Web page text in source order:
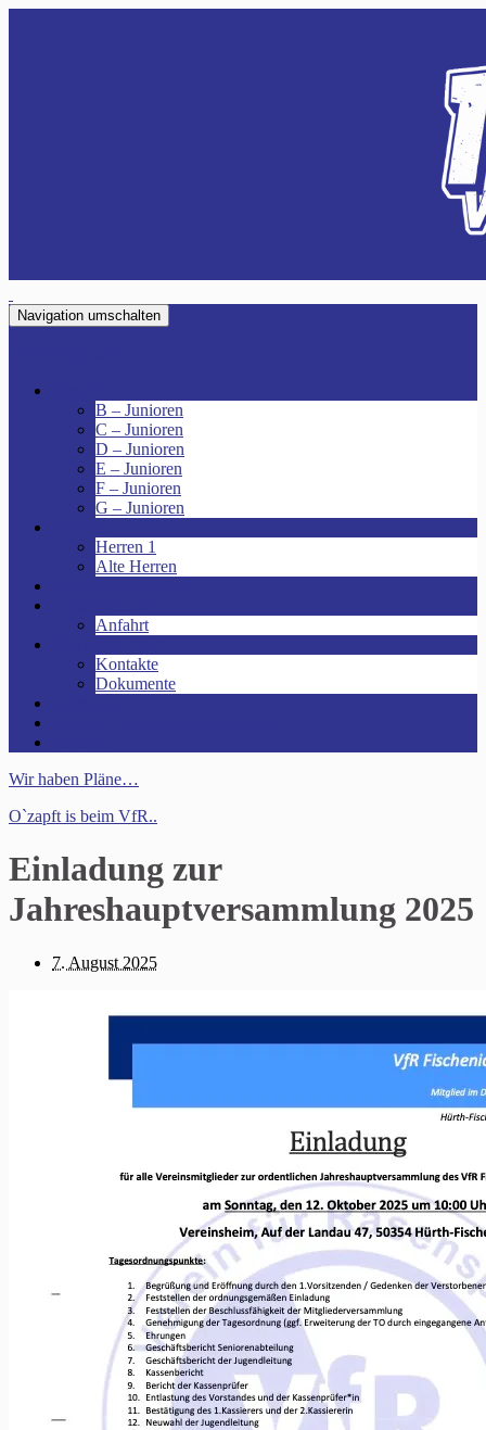
Navigation umschalten
B – Junioren
C – Junioren
D – Junioren
E – Junioren
F – Junioren
G – Junioren
Herren 1
Alte Herren
Anfahrt
Kontakte
Dokumente
Wir haben Pläne…
O`zapft is beim VfR..
Einladung zur
Jahreshauptversammlung 2025
7. August 2025